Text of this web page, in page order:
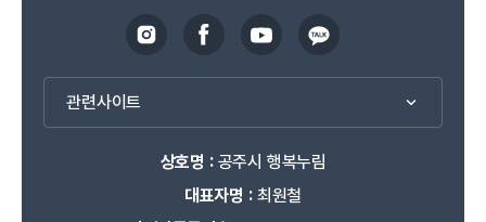
관련사이트
상호명 :공주시 행복누림
대표자명 :최원철